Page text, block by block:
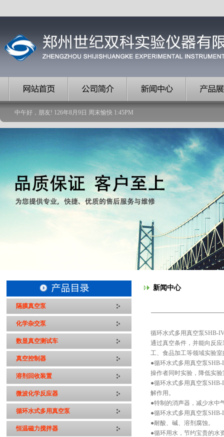
中午好，朋友! 126年8月 9 日 周末愉快 1:45PM
隔膜真空泵
化学杂交泵
数显真空测试车
真空控制器
溶剂回收装置
微波化学反应器
循环水式多用真空泵
恒温磁力搅拌器
新闻中心
循环水式多用真空泵SHB-
通过真空条件，并能向反
工、食品加工等领域实验
●循环水式多用真空泵
操作者同时实验，降低实
●循环水式多用真空泵
解作用。
●特制的消声器，减少水中
●循环水式多用真空泵
●耐酸、碱、溶剂腐蚀。
●循环用水，节约宝贵的水